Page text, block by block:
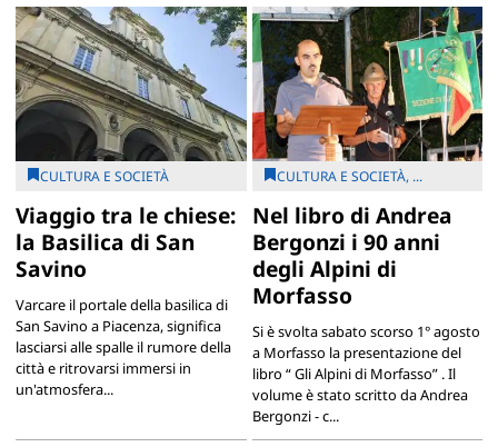
CULTURA E SOCIETÀ
Viaggio tra le chiese:
la Basilica di San
Savino
Varcare il portale della basilica di
San Savino a Piacenza, significa
lasciarsi alle spalle il rumore della
città e ritrovarsi immersi in
un'atmosfera...
CULTURA E SOCIETÀ, ...
Nel libro di Andrea
Bergonzi i 90 anni
degli Alpini di
Morfasso
Si è svolta sabato scorso 1° agosto
a Morfasso la presentazione del
libro “ Gli Alpini di Morfasso” . Il
volume è stato scritto da Andrea
Bergonzi - c...